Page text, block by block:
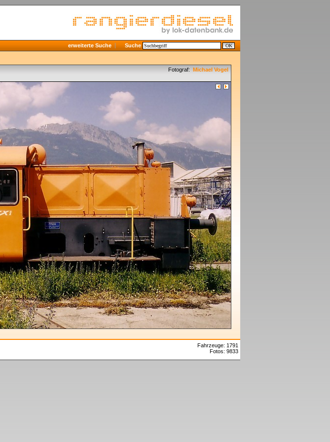
erweiterte Suche Suche
Fotograf: Michael Vogel
Fahrzeuge: 1791
Fotos: 9833